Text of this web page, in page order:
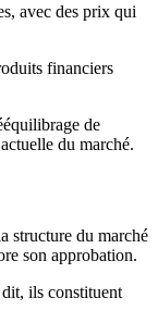
avec des prix qui
financiers
de
du marché.
structure du marché
son approbation.
ils constituent